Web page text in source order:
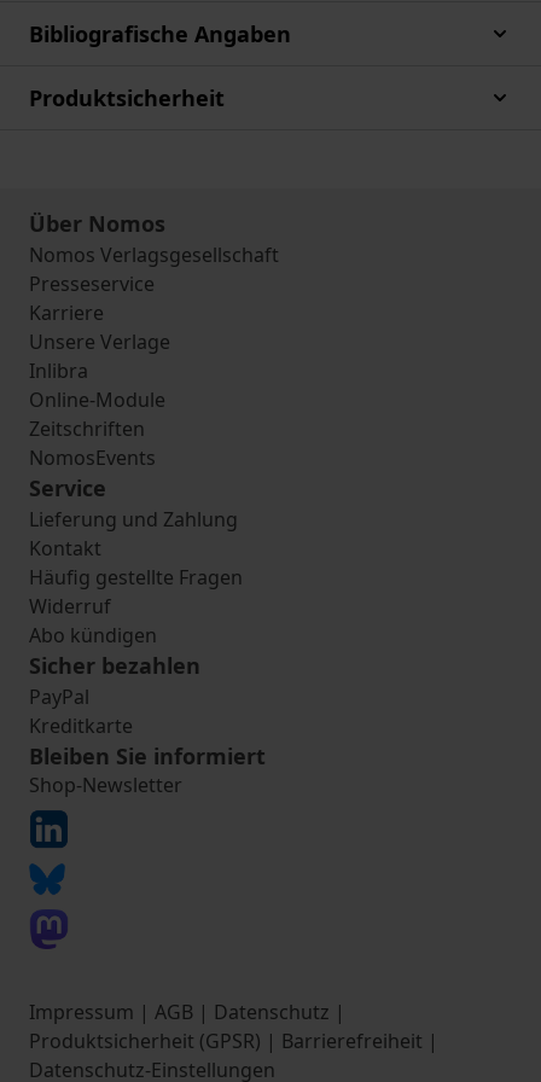
Bibliografische Angaben
Produktsicherheit
Über Nomos
Nomos Verlagsgesellschaft
Presseservice
Karriere
Unsere Verlage
Inlibra
Online-Module
Zeitschriften
NomosEvents
Service
Lieferung und Zahlung
Kontakt
Häufig gestellte Fragen
Widerruf
Abo kündigen
Sicher bezahlen
PayPal
Kreditkarte
Bleiben Sie informiert
Shop-Newsletter
Impressum | AGB | Datenschutz |
Produktsicherheit (GPSR) | Barrierefreiheit |
Datenschutz-Einstellungen